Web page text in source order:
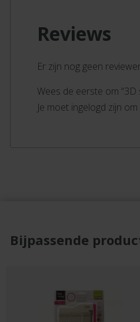
Reviews
Er zijn nog geen
Wees de eerste om
Je moet ingelogd zijn
Bijpassende